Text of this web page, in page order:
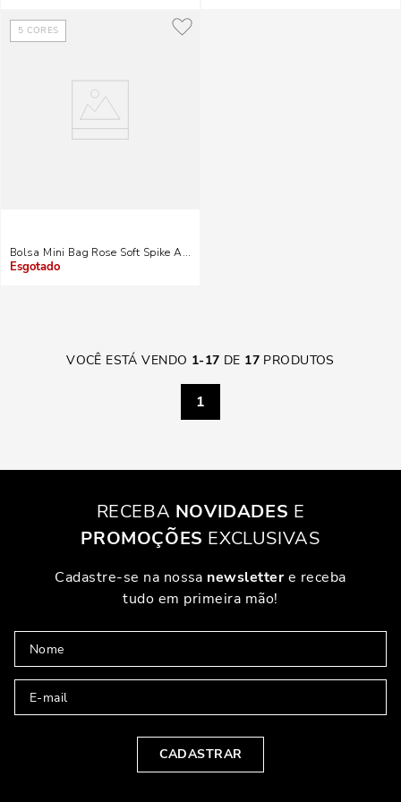
5 CORES
Bolsa Mini Bag Rose Soft Spike Alça Corrente
Indisponível
VOCÊ ESTÁ VENDO 1-17 DE 17 PRODUTOS
1
RECEBA NOVIDADES E
PROMOÇÕES EXCLUSIVAS
Cadastre-se na nossa newslettere receba
tudo em primeira mão!
CADASTRAR